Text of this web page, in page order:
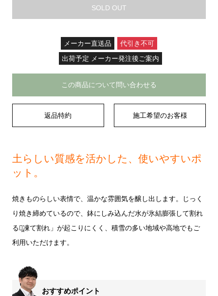
SOLD OUT
メーカー直送品
代引き不可
出荷予定 メーカー発注後ご案内
この商品について問い合わせる
返品特約 施工希望のお客様
土らしい質感を活かした、使いやすいポ
ット。
焼きものらしい表情で、温かな雰囲気を醸し出します。じっく
り焼き締めているので、鉢にしみ込んだ水が氷結膨張して割れ
る「̪凍て割れ」が起こりにくく、積雪の多い地域や高地でもご
利用いただけます。
おすすめポイント